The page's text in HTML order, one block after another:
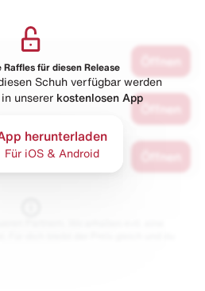
für diesen Release
Schuh verfügbar werden
unserer kostenlosen App
herunterladen
Für iOS & Android